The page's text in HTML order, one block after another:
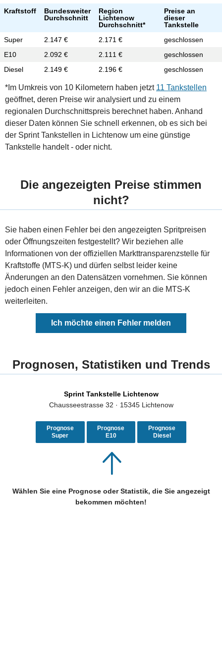
Kraftstoff
Bundesweiter
Durchschnitt
Region
Lichtenow
Durchschnitt*
Preise an
dieser
Tankstelle
Super
2.147 € 2.171 €
geschlossen
E10
2.092 € 2.111 €
geschlossen
Diesel
2.149 € 2.196 € geschlossen
*Im Umkreis von 10 Kilometern haben jetzt 11 Tankstellen
geöffnet, deren Preise wir analysiert und zu einem
regionalen Durchschnittspreis berechnet haben. Anhand
dieser Daten können Sie schnell erkennen, ob es sich bei
der Sprint Tankstellen in Lichtenow um eine günstige
Tankstelle handelt - oder nicht.
Die angezeigten Preise stimmen
nicht?
Sie haben einen Fehler bei den angezeigten Spritpreisen
oder Öffnungszeiten festgestellt? Wir beziehen alle
Informationen von der offiziellen Markttransparenzstelle für
Kraftstoffe (MTS-K) und dürfen selbst leider keine
Änderungen an den Datensätzen vornehmen. Sie können
jedoch einen Fehler anzeigen, den wir an die MTS-K
weiterleiten.
Ich möchte einen Fehler melden
Prognosen, Statistiken und Trends
Sprint Tankstelle Lichtenow
Chausseestrasse 32 · 15345 Lichtenow
Prognose
Super
Prognose
E10
Prognose
Diesel
Wählen Sie eine Prognose oder Statistik, die Sie angezeigt
bekommen möchten!